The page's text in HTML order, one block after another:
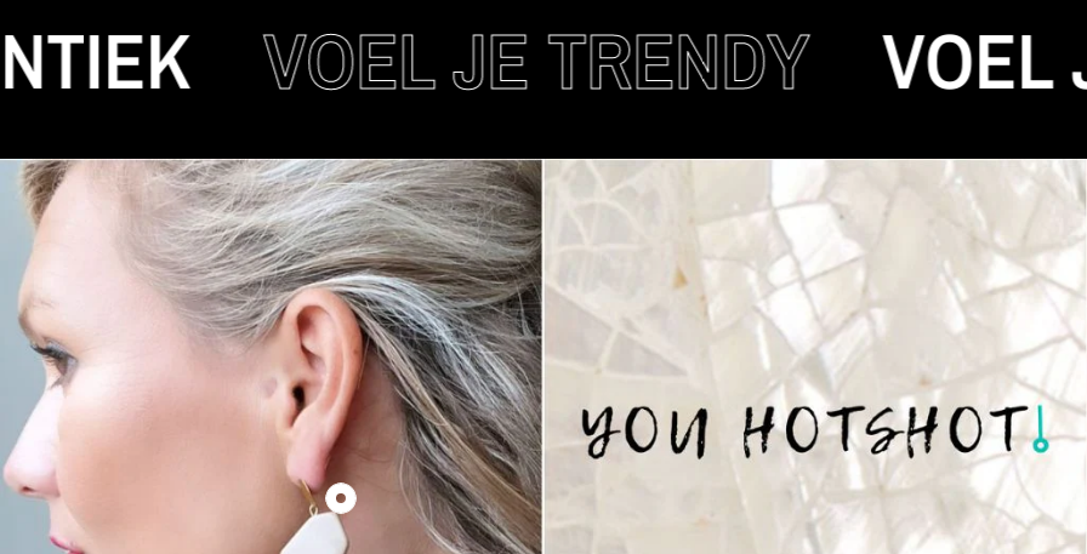
VOEL JE TRENDY VOEL JE